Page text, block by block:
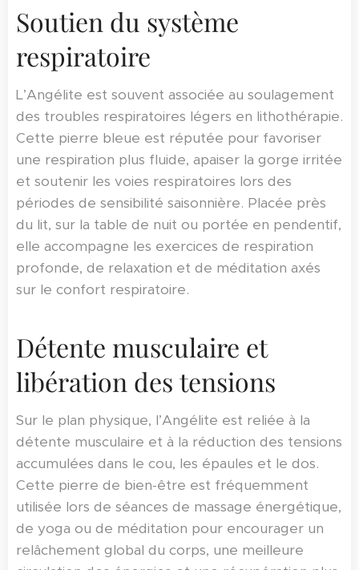
Soutien du système
respiratoire
L’Angélite est souvent associée au soulagement
des troubles respiratoires légers en lithothérapie.
Cette pierre bleue est réputée pour favoriser
une respiration plus fluide, apaiser la gorge irritée
et soutenir les voies respiratoires lors des
périodes de sensibilité saisonnière. Placée près
du lit, sur la table de nuit ou portée en pendentif,
elle accompagne les exercices de respiration
profonde, de relaxation et de méditation axés
sur le confort respiratoire.
Détente musculaire et
libération des tensions
Sur le plan physique, l’Angélite est reliée à la
détente musculaire et à la réduction des tensions
accumulées dans le cou, les épaules et le dos.
Cette pierre de bien-être est fréquemment
utilisée lors de séances de massage énergétique,
de yoga ou de méditation pour encourager un
relâchement global du corps, une meilleure